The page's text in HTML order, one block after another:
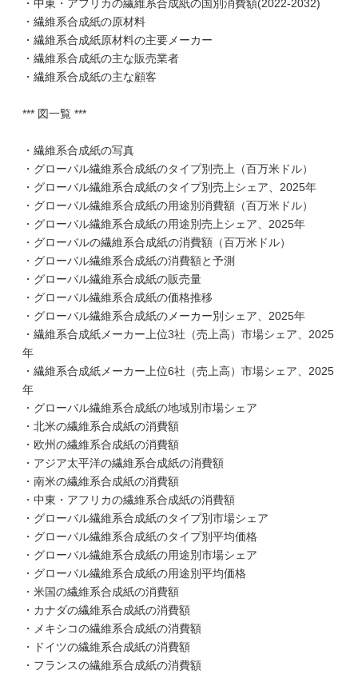
・中東・アフリカの繊維系合成紙の国別消費額(2022-2032)
・繊維系合成紙の原材料
・繊維系合成紙原材料の主要メーカー
・繊維系合成紙の主な販売業者
・繊維系合成紙の主な顧客
*** 図一覧 ***
・繊維系合成紙の写真
・グローバル繊維系合成紙のタイプ別売上（百万米ドル）
・グローバル繊維系合成紙のタイプ別売上シェア、2025年
・グローバル繊維系合成紙の用途別消費額（百万米ドル）
・グローバル繊維系合成紙の用途別売上シェア、2025年
・グローバルの繊維系合成紙の消費額（百万米ドル）
・グローバル繊維系合成紙の消費額と予測
・グローバル繊維系合成紙の販売量
・グローバル繊維系合成紙の価格推移
・グローバル繊維系合成紙のメーカー別シェア、2025年
・繊維系合成紙メーカー上位3社（売上高）市場シェア、2025
年
・繊維系合成紙メーカー上位6社（売上高）市場シェア、2025
年
・グローバル繊維系合成紙の地域別市場シェア
・北米の繊維系合成紙の消費額
・欧州の繊維系合成紙の消費額
・アジア太平洋の繊維系合成紙の消費額
・南米の繊維系合成紙の消費額
・中東・アフリカの繊維系合成紙の消費額
・グローバル繊維系合成紙のタイプ別市場シェア
・グローバル繊維系合成紙のタイプ別平均価格
・グローバル繊維系合成紙の用途別市場シェア
・グローバル繊維系合成紙の用途別平均価格
・米国の繊維系合成紙の消費額
・カナダの繊維系合成紙の消費額
・メキシコの繊維系合成紙の消費額
・ドイツの繊維系合成紙の消費額
・フランスの繊維系合成紙の消費額